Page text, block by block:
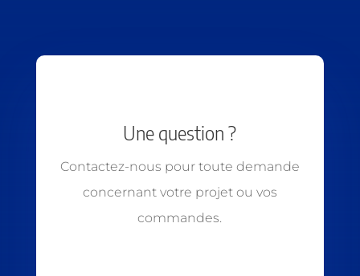
Une question ?
Contactez-nous pour toute demande
concernant votre projet ou vos
commandes.